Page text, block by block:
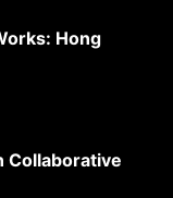
Hong
Collaborative